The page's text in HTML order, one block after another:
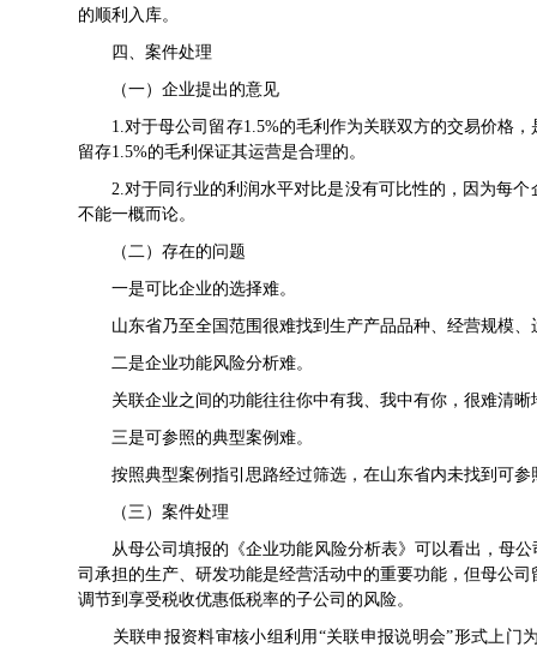
的顺利入库。
四、案件处理
（一）企业提出的意见
1.对于母公司留存1.5%的毛利作为关联双方的交易价格，
留存1.5%的毛利保证其运营是合理的。
2.对于同行业的利润水平对比是没有可比性的，因为每个
不能一概而论。
（二）存在的问题
一是可比企业的选择难。
山东省乃至全国范围很难找到生产产品品种、经营规模、
二是企业功能风险分析难。
关联企业之间的功能往往你中有我、我中有你，很难清晰
三是可参照的典型案例难。
按照典型案例指引思路经过筛选，在山东省内未找到可参
（三）案件处理
从母公司填报的《企业功能风险分析表》可以看出，母公
司承担的生产、研发功能是经营活动中的重要功能，但母公
调节到享受税收优惠低税率的子公司的风险。
关联申报资料审核小组利用“关联申报说明会”形式上门